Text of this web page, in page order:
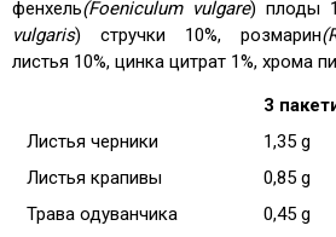
фенхель(Foeniculum vulgare) плоды
vulgaris) стручки 10%, розмарин
листья 10%, цинка цитрат 1%, хрома
3
Листья черники
1,35 g
Листья крапивы
0,85 g
Трава одуванчика
0,45 g